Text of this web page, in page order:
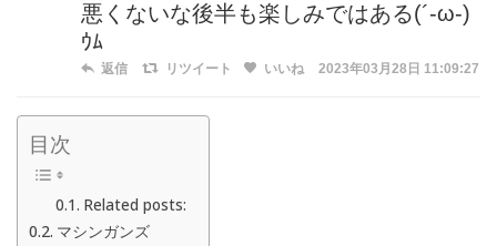
悪くないな後半も楽しみではある(´-ω-)
ｳﾑ
返信 リツイート いいね 2023年03月28日 11:09:27
目次
Related posts:
マシンガンズ